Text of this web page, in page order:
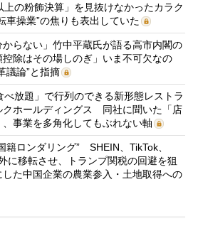
の粉飾決算」を見抜けなかったカラク
操業”の焦りも表出していた
からない」竹中平蔵氏が語る高市内閣の
除はその場しのぎ」いま不可欠なの
議論”と指摘
べ放題」で行列のできる新形態レストラ
クホールディングス 同社に聞いた「店
事業を多角化してもぶれない軸
籍ロンダリング” SHEIN、TikTok、
に移転させ、トランプ関税の回避を狙
た中国企業の農業参入・土地取得への